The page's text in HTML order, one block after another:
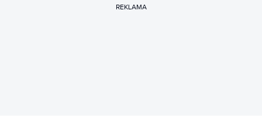
REKLAMA